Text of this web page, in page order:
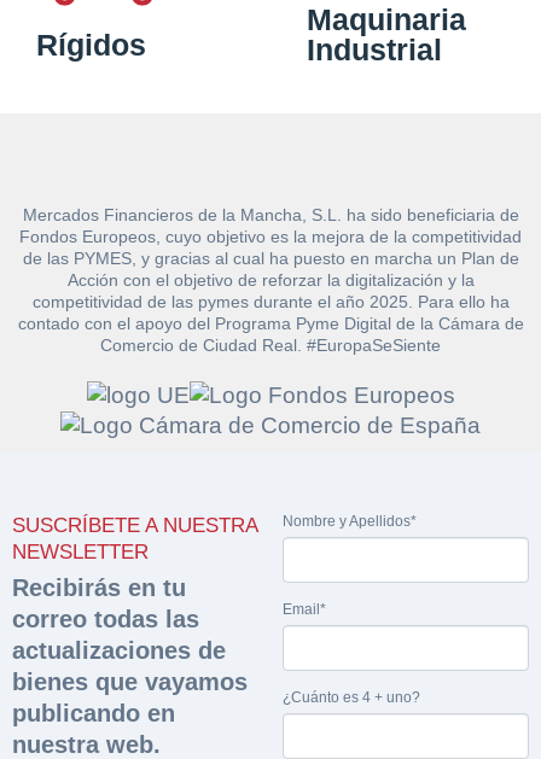
Rígidos
Maquinaria
Industrial
Mercados Financieros de la Mancha, S.L. ha sido beneficiaria de
Fondos Europeos, cuyo objetivo es la mejora de la competitividad
de las PYMES, y gracias al cual ha puesto en marcha un Plan de
Acción con el objetivo de reforzar la digitalización y la
competitividad de las pymes durante el año 2025. Para ello ha
contado con el apoyo del Programa Pyme Digital de la Cámara de
Comercio de Ciudad Real. #EuropaSeSiente
SUSCRÍBETE A NUESTRA
NEWSLETTER
Recibirás en tu
correo todas las
actualizaciones de
bienes que vayamos
publicando en
nuestra web.
Nombre y Apellidos*
Email*
¿Cuánto es 4 + uno?
Solicitar
documentación
sobre la peritación
Rellene este formulario y recibirá en su email el
enlace para descargar la documentación
Nombre y Apellidos*
Email*
Razón social* CIF/DNI Ofertante*
Teléfono* Email*
Nombre y Apellidos*
Sobre Merfinsa
Venta de bienes muebles
Vehículos